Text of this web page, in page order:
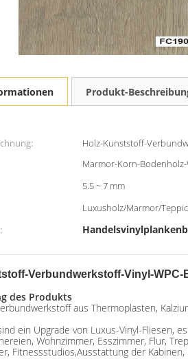
Produkt-
Holz-Kunststoff-
Marmor-Korn-Bodenholz-
5.5 ~ 7 mm
Luxusholz/Marmor/
Verbundwerkstoff-Vinyl-
des Produkts
aus Thermoplasten,
ein Upgrade von Luxus-Vinyl-Fliesen,
Wohnzimmer, Esszimmer, Flur,
Fitnessstudios,Ausstattung der Kabinen,